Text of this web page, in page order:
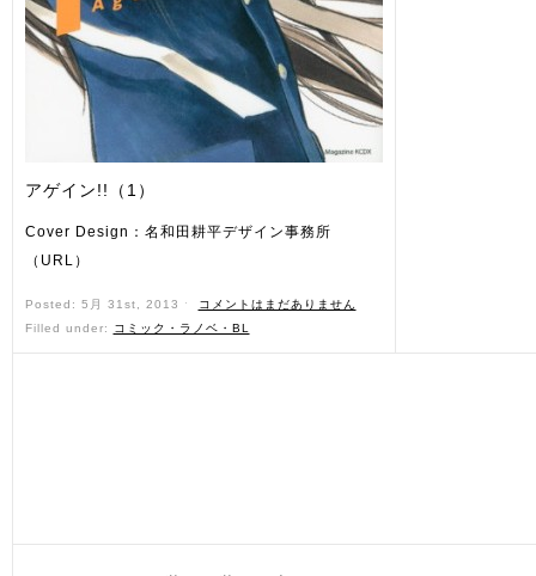
アゲイン!!（1）
Cover Design：名和田耕平デザイン事務所
（URL）
Posted: 5月 31st, 2013 ˑ
コメントはまだありません
Filled under:
コミック・ラノベ・BL